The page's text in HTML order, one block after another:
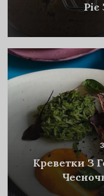
Креветки З